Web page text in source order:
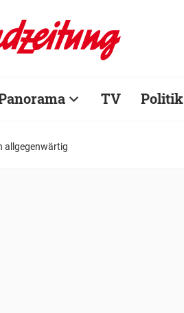
TV Politik
allgegenwärtig